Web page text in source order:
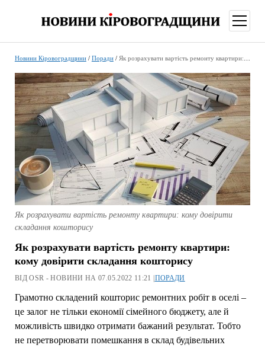
меню
Новини Кіровоградщини/ Поради/ Як розрахувати вартість ремонту квартири: кому довірити складання кошторису
Як розрахувати вартість ремонту квартири: кому довірити
складання кошторису
Як розрахувати вартість ремонту квартири:
кому довірити складання кошторису
ВІД OSR - НОВИНИ НА 07.05.2022 11:21 |ПОРАДИ
Грамотно складений кошторис ремонтних робіт в оселі –
це залог не тільки економії сімейного бюджету, але й
можливість швидко отримати бажаний результат. Тобто
не перетворювати помешкання в склад будівельних